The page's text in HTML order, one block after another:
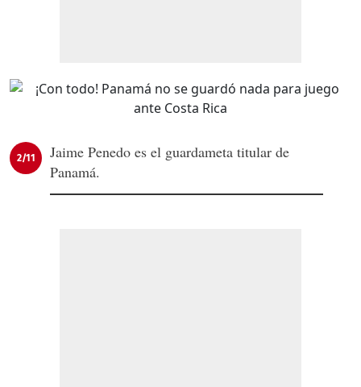
2/11
Jaime Penedo es el guardameta titular de
Panamá.